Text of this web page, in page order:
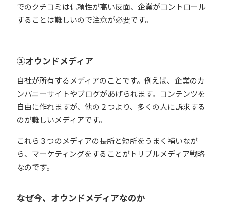
でのクチコミは信頼性が高い反面、企業がコントロール
することは難しいので注意が必要です。
③オウンドメディア
自社が所有するメディアのことです。例えば、企業のカ
ンパニーサイトやブログがあげられます。コンテンツを
自由に作れますが、他の２つより、多くの人に訴求する
のが難しいメディアです。
これら３つのメディアの長所と短所をうまく補いなが
ら、マーケティングをすることがトリプルメディア戦略
なのです。
なぜ今、オウンドメディアなのか